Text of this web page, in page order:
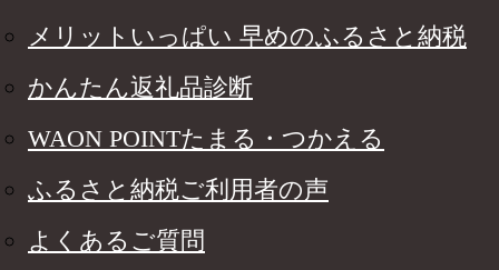
メリットいっぱい 早めのふるさと納税
かんたん返礼品診断
WAON POINTたまる・つかえる
ふるさと納税ご利用者の声
よくあるご質問